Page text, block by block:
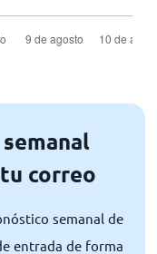
correo
semanal de
entrada de forma